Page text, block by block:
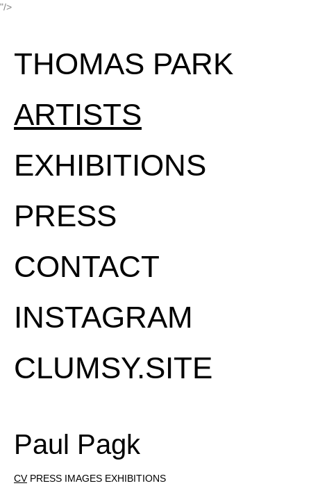
"/>
THOMAS PARK
ARTISTS
EXHIBITIONS
PRESS
CONTACT
INSTAGRAM
CLUMSY.SITE
Paul Pagk
CV PRESS IMAGES EXHIBITIONS